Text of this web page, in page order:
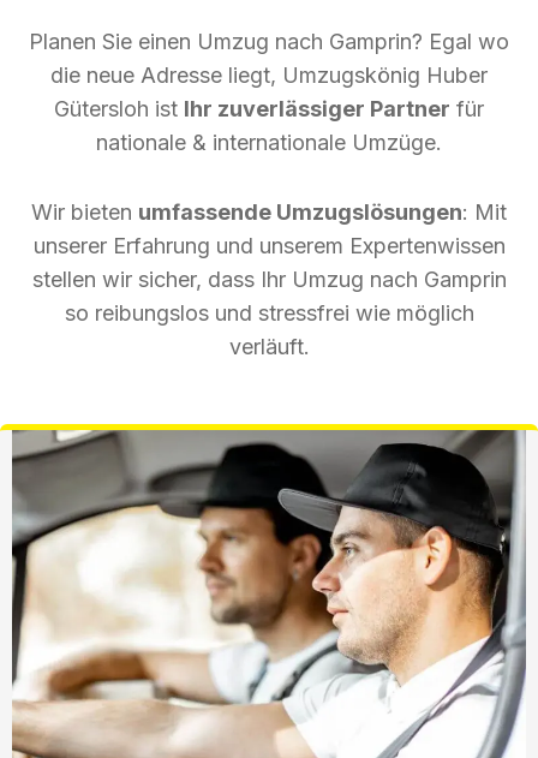
Planen Sie einen Umzug nach Gamprin? Egal wo
die neue Adresse liegt, Umzugskönig Huber
Gütersloh ist Ihr zuverlässiger Partner für
nationale & internationale Umzüge.
Wir bieten umfassende Umzugslösungen: Mit
unserer Erfahrung und unserem Expertenwissen
stellen wir sicher, dass Ihr Umzug nach Gamprin
so reibungslos und stressfrei wie möglich
verläuft.